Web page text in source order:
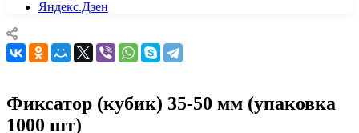
Яндекс.Дзен
Фиксатор (кубик) 35-50 мм (упаковка
1000 шт)